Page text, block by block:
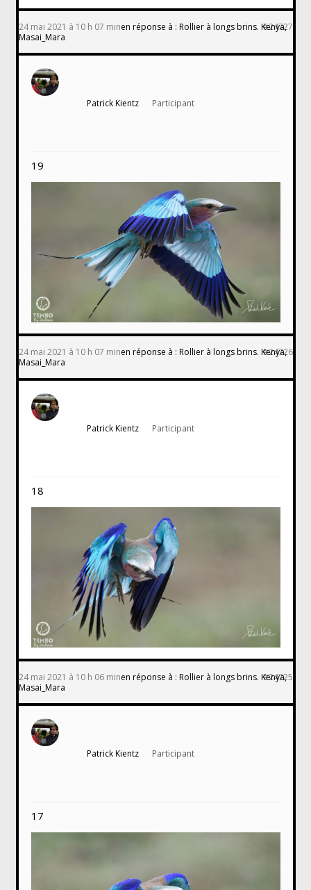
24 mai 2021 à 10 h 07 minen réponse à : Rollier à longs brins. Kenya,
Masai_Mara
#24727
Patrick Kientz Participant
19
24 mai 2021 à 10 h 07 minen réponse à : Rollier à longs brins. Kenya,
Masai_Mara
#24726
Patrick Kientz Participant
18
24 mai 2021 à 10 h 06 minen réponse à : Rollier à longs brins. Kenya,
Masai_Mara
#24725
Patrick Kientz Participant
17